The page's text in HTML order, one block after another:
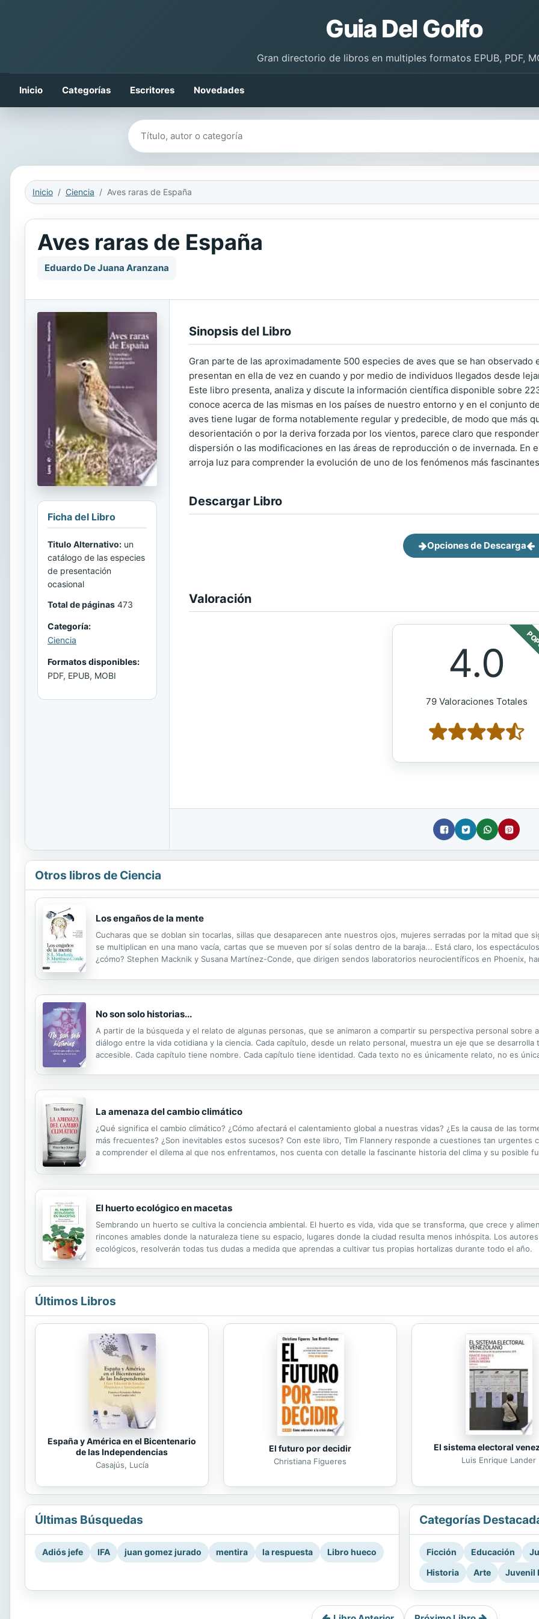
Guia Del Golfo
Gran directorio de libros en multiples formatos EPUB, PDF,
Inicio Categorías Escritores Novedades
Buscar libros
Inicio Ciencia Aves raras de España
Aves raras de España
Eduardo De Juana Aranzana
Ficha del Libro
Titulo Alternativo: un
catálogo de las especies
de presentación
ocasional
Total de páginas 473
Categoría:
Ciencia
Formatos disponibles:
PDF, EPUB, MOBI
Sinopsis del Libro
Gran parte de las aproximadamente 500 especies de aves que se han
presentan en ella de vez en cuando y por medio de individuos llegados desde
Este libro presenta, analiza y discute la información científica disponible sobre
conoce acerca de las mismas en los países de nuestro entorno y en el conjunto
aves tiene lugar de forma notablemente regular y predecible, de modo que más
desorientación o por la deriva forzada por los vientos, parece claro que
dispersión o las modificaciones en las áreas de reproducción o de invernada.
arroja luz para comprender la evolución de uno de los fenómenos más
Descargar Libro
Opciones de Descarga
Valoración
4.0
79 Valoraciones Totales
Otros libros de Ciencia
Los engaños de la mente
Cucharas que se doblan sin tocarlas, sillas que desaparecen ante nuestros ojos, mujeres serradas por la mitad que
se multiplican en una mano vacía, cartas que se mueven por sí solas dentro de la baraja... Está claro, los
¿cómo? Stephen Macknik y Susana Martínez-Conde, que dirigen sendos laboratorios neurocientíficos en Phoenix,
No son solo historias...
A partir de la búsqueda y el relato de algunas personas, que se animaron a compartir su perspectiva personal sobre
diálogo entre la vida cotidiana y la ciencia. Cada capítulo, desde un relato personal, muestra un eje que se desarrolla
accesible. Cada capítulo tiene nombre. Cada capítulo tiene identidad. Cada texto no es únicamente relato, no es
La amenaza del cambio climático
¿Qué significa el cambio climático? ¿Cómo afectará el calentamiento global a nuestras vidas? ¿Es la causa de las
más frecuentes? ¿Son inevitables estos sucesos? Con este libro, Tim Flannery responde a cuestiones tan urgentes
a comprender el dilema al que nos enfrentamos, nos cuenta con detalle la fascinante historia del clima y su posible
El huerto ecológico en macetas
Sembrando un huerto se cultiva la conciencia ambiental. El huerto es vida, vida que se transforma, que crece y
rincones amables donde la naturaleza tiene su espacio, lugares donde la ciudad resulta menos inhóspita. Los
ecológicos, resolverán todas tus dudas a medida que aprendas a cultivar tus propias hortalizas durante todo el año.
Últimos Libros
España y América en el Bicentenario
de las Independencias
Casajús, Lucía
El futuro por decidir
Christiana Figueres
El sistema electoral
Luis Enrique Lander
Últimas Búsquedas
Adiós jefe IFA juan gomez jurado mentira la respuesta Libro hueco
Categorías
Ficción Educación
Historia
Arte Juvenil